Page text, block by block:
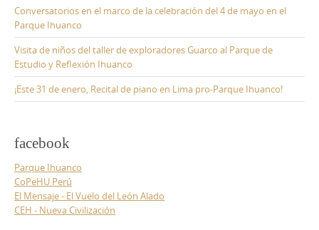
Conversatorios en el marco de la celebración del 4 de mayo en el
Parque Ihuanco
Visita de niños del taller de exploradores Guarco al Parque de
Estudio y Reflexión Ihuanco
¡Este 31 de enero, Recital de piano en Lima pro-Parque Ihuanco!
facebook
Parque Ihuanco
CoPeHU Perú
El Mensaje - El Vuelo del León Alado
CEH - Nueva Civilización